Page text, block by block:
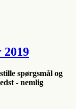
spørgsmål og
- nemlig